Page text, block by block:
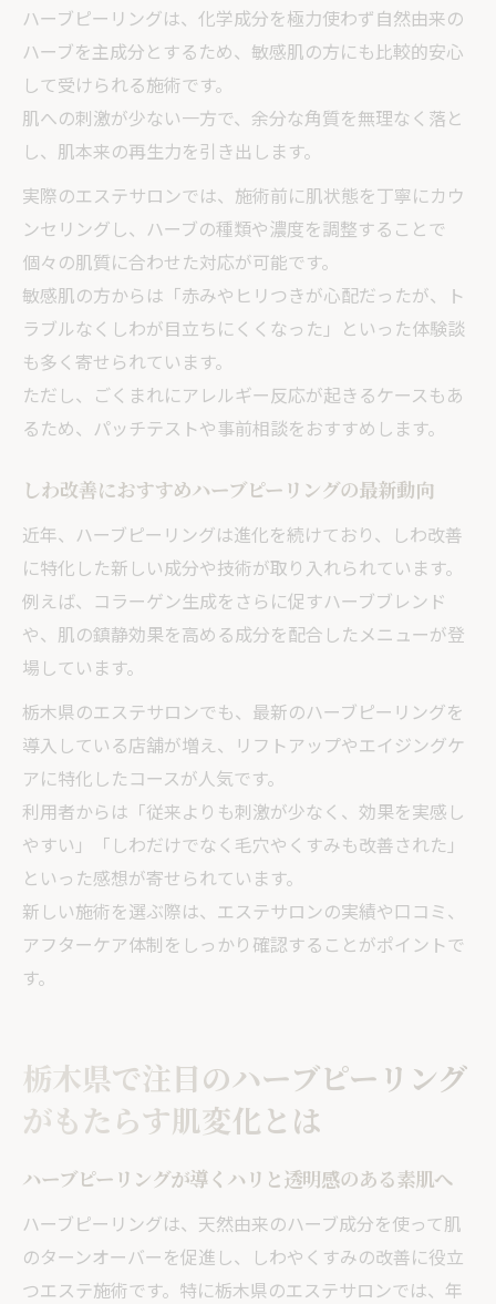
エステでのしわ対策とホームケアの両立法
宇都宮のフェイシャル人気エステ活用ポイ
ント
ハーブピーリングの効果を長持ちさせる秘
訣
リフトアップ専門サロンの上手な選び方
ハーブピーリングは、化学成分を極力使わず自然由来の
ハーブを主成分とするため、敏感肌の方にも比較的安心
して受けられる施術です。
肌への刺激が少ない一方で、余分な角質を無理なく落と
し、肌本来の再生力を引き出します。
実際のエステサロンでは、施術前に肌状態を丁寧にカウ
ンセリングし、ハーブの種類や濃度を調整することで
個々の肌質に合わせた対応が可能です。
敏感肌の方からは「赤みやヒリつきが心配だったが、ト
ラブルなくしわが目立ちにくくなった」といった体験談
も多く寄せられています。
ただし、ごくまれにアレルギー反応が起きるケースもあ
るため、パッチテストや事前相談をおすすめします。
しわ改善におすすめハーブピーリングの最新動向
近年、ハーブピーリングは進化を続けており、しわ改善
に特化した新しい成分や技術が取り入れられています。
例えば、コラーゲン生成をさらに促すハーブブレンド
や、肌の鎮静効果を高める成分を配合したメニューが登
場しています。
栃木県のエステサロンでも、最新のハーブピーリングを
導入している店舗が増え、リフトアップやエイジングケ
アに特化したコースが人気です。
利用者からは「従来よりも刺激が少なく、効果を実感し
やすい」「しわだけでなく毛穴やくすみも改善された」
といった感想が寄せられています。
新しい施術を選ぶ際は、エステサロンの実績や口コミ、
アフターケア体制をしっかり確認することがポイントで
す。
栃木県で注目のハーブピーリング
がもたらす肌変化とは
ハーブピーリングが導くハリと透明感のある素肌へ
ハーブピーリングは、天然由来のハーブ成分を使って肌
のターンオーバーを促進し、しわやくすみの改善に役立
つエステ施術です。特に栃木県のエステサロンでは、年